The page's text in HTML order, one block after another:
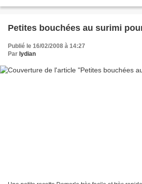
Petites bouchées au surimi
Publié le 16/02/2008 à 14:27
Par lydian